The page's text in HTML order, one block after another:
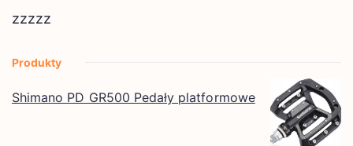
zzzzz
Produkty
Shimano PD GR500 Pedały platformowe